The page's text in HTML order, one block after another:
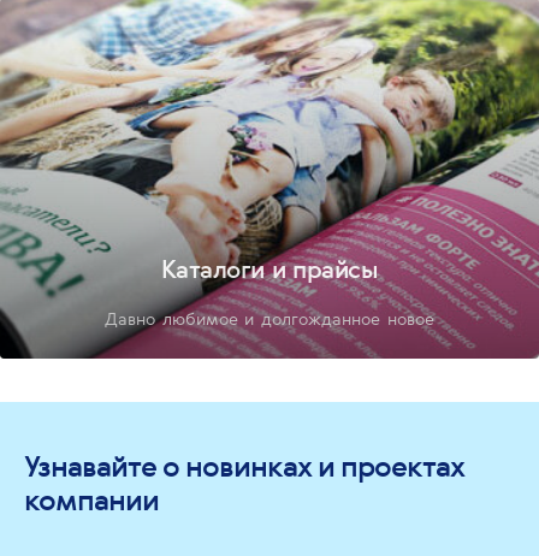
Каталоги и прайсы
Давно любимое и долгожданное новое
Узнавайте о новинках и проектах
компании